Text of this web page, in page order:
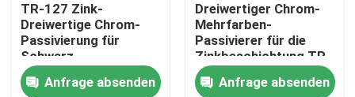
Werksbesichtigung
Qualitätskontrolle
TR-127 Zink-
Dreiwertige Chrom-
Passivierung für
Schwarz
Anfrage absenden
Dreiwertiger Chrom-
Mehrfarben-
Passivierer für die
Zinkbeschichtung TR-
125
Anfrage absenden